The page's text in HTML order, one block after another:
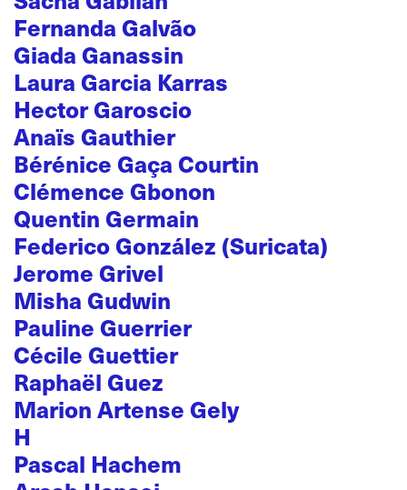
Fernanda Galvão
Giada Ganassin
Laura Garcia Karras
Hector Garoscio
Anaïs Gauthier
Bérénice Gaça Courtin
Clémence Gbonon
Quentin Germain
Federico González (Suricata)
Jerome Grivel
Misha Gudwin
Pauline Guerrier
Cécile Guettier
Raphaël Guez
Marion Artense Gely
H
Pascal Hachem